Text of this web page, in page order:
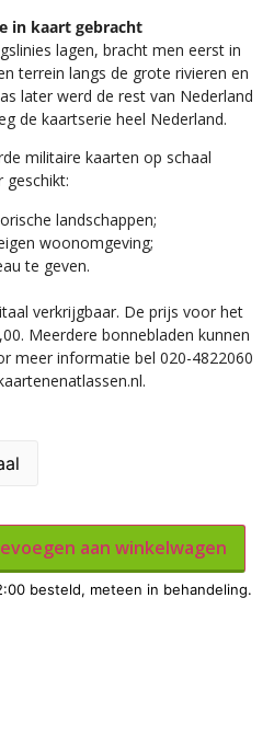
in kaart gebracht
lagen, bracht men eerst in
terrein langs de grote rivieren en
later werd de rest van Nederland
de kaartserie heel Nederland.
militaire kaarten op schaal
geschikt:​
landschappen;
woonomgeving;
te geven.
verkrijgbaar. De prijs voor het
Meerdere bonnebladen kunnen
meer informatie bel 020-4822060
aan winkelwagen